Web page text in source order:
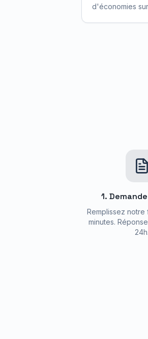
d'économies
1.
Remplissez notre
minutes.
24h.